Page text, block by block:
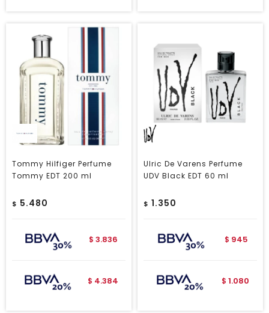
Tommy Hilfiger Perfume
Tommy EDT 200 ml
$ 5.480
$ 3.836
$ 4.384
Ulric De Varens Perfume
UDV Black EDT 60 ml
$ 1.350
$ 945
$ 1.080